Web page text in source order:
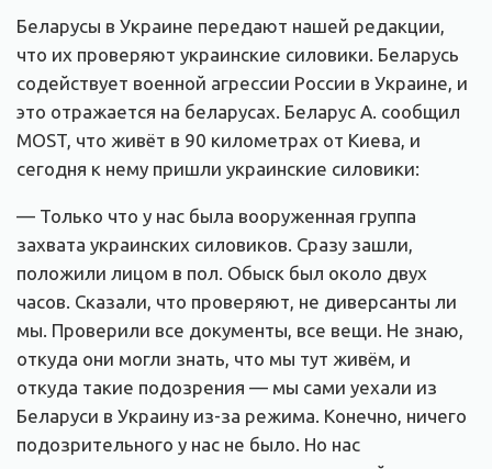
Беларусы в Украине передают нашей редакции,
что их проверяют украинские силовики. Беларусь
содействует военной агрессии России в Украине, и
это отражается на беларусах. Беларус А. сообщил
MOST, что живёт в 90 километрах от Киева, и
сегодня к нему пришли украинские силовики:
— Только что у нас была вооруженная группа
захвата украинских силовиков. Сразу зашли,
положили лицом в пол. Обыск был около двух
часов. Сказали, что проверяют, не диверсанты ли
мы. Проверили все документы, все вещи. Не знаю,
откуда они могли знать, что мы тут живём, и
откуда такие подозрения — мы сами уехали из
Беларуси в Украину из-за режима. Конечно, ничего
подозрительного у нас не было. Но нас